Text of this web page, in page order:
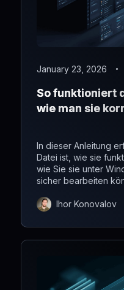
January 23, 2026
So funktioniert
wie man sie
In dieser Anleitung
Datei ist, wie sie
wie Sie sie unter
sicher bearbeiten
Datei beheben und
Ihor Konovalov